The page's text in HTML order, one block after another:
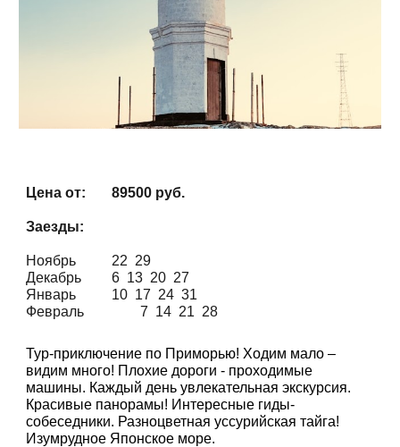
Цена от: 89500 руб.
Заезды:
Ноябрь 22 29
Декабрь
6 13 20 27
Январь
10 17 24 31
Февраль
7 14 21 28
Тур-приключение по Приморью! Ходим мало –
видим много! Плохие дороги - проходимые
машины. Каждый день увлекательная экскурсия.
Красивые панорамы! Интересные гиды-
собеседники. Разноцветная уссурийская тайга!
Изумрудное Японское море.